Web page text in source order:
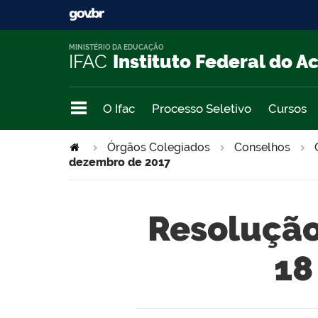
IFAC Instituto Federal do
MINISTÉRIO DA EDUCAÇÃO
O Ifac Processo Seletivo Cursos
Órgãos Colegiados Conselhos
dezembro de 2017